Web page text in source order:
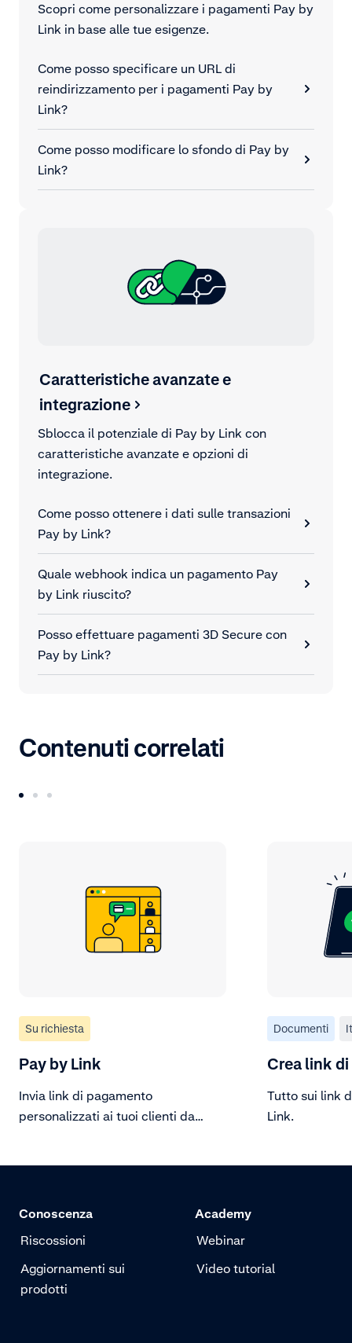
Scopri come personalizzare i pagamenti Pay by
Link in base alle tue esigenze.
Come posso specificare un URL di
reindirizzamento per i pagamenti Pay by
Link?
Come posso modificare lo sfondo di Pay by
Link?
Caratteristiche avanzate e
integrazione
Sblocca il potenziale di Pay by Link con
caratteristiche avanzate e opzioni di
integrazione.
Come posso ottenere i dati sulle transazioni
Pay by Link?
Quale webhook indica un pagamento Pay
by Link riuscito?
Posso effettuare pagamenti 3D Secure con
Pay by Link?
Contenuti correlati
Su richiesta
Pay by Link
Invia link di pagamento
personalizzati ai tuoi clienti da
Documenti
Crea link
Tutto sui link
Link.
Conoscenza
Riscossioni
Aggiornamenti sui
prodotti
Academy
Webinar
Video tutorial